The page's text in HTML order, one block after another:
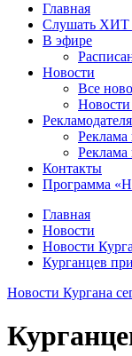
Главная
Слушать ХИТ
В эфире
Новости
Все
Новости
Реклама
Реклама
Контакты
Программа
Главная
Новости
Новости
Курганцев
Новости Кургана